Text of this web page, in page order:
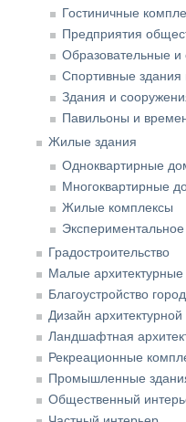
Гостиничные
Предприятия
Образовательные
Спортивные здания
Здания и
Павильоны и
Жилые здания
Одноквартирные
Многоквартирные
Жилые комплексы
Градостроительство
Малые
Благоустройство
Дизайн
Ландшафтная
Рекреационные
Промышленные
Общественный